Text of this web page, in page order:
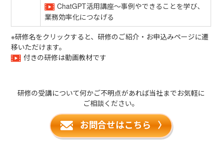
ChatGPT活用講座～事例やできることを学び、
業務効率化につなげる
※研修名をクリックすると、研修のご紹介・お申込みページに遷
移いただけます。
付きの研修は動画教材です
研修の受講について何かご不明点があれば当社までお気軽に
ご相談ください。
お問合せはこちら